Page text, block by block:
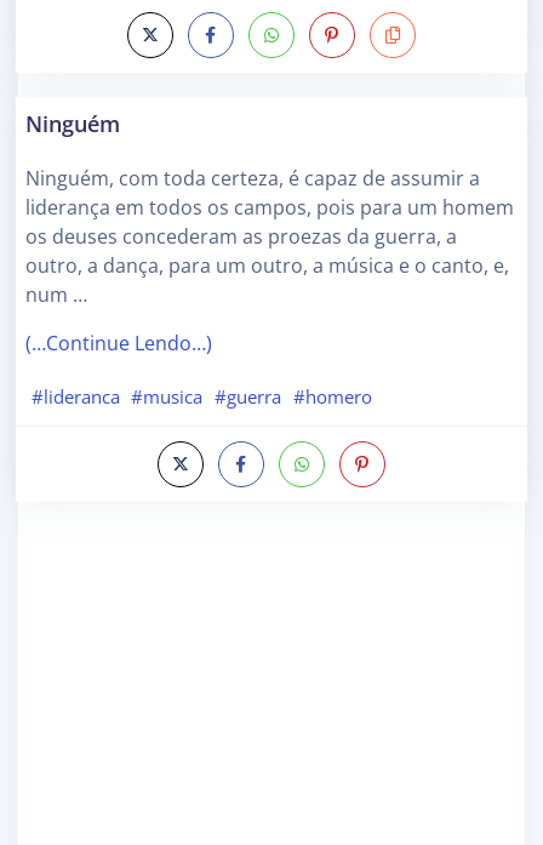
Ninguém
Ninguém, com toda certeza, é capaz de assumir a
liderança em todos os campos, pois para um homem
os deuses concederam as proezas da guerra, a
outro, a dança, para um outro, a música e o canto, e,
num …
(…Continue Lendo…)
#lideranca #musica #guerra #homero